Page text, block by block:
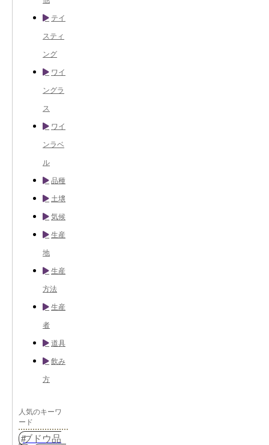
テイ
スティ
ング
ワイ
ングラ
ス
ワイ
ンラベ
ル
品種
土壌
気候
生産
地
生産
方法
生産
者
道具
飲み
方
人気のキーワ
ード
ブドウ品